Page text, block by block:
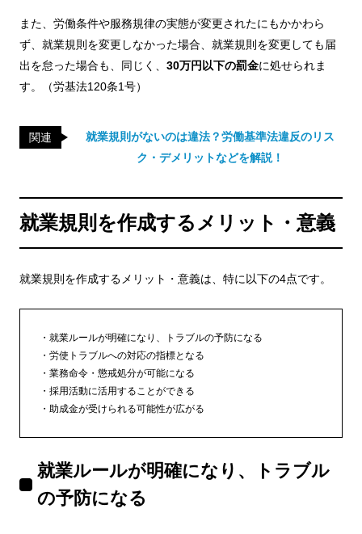
また、労働条件や服務規律の実態が変更されたにもかかわら
ず、就業規則を変更しなかった場合、就業規則を変更しても届
出を怠った場合も、同じく、 30万円以下の罰金に処せられま
す。（労基法120条1号）
関連
就業規則がないのは違法？労働基準法違反のリス
ク・デメリットなどを解説！
就業規則を作成するメリット・意義
就業規則を作成するメリット・意義は、特に以下の4点です。
就業ルールが明確になり、トラブルの予防になる
労使トラブルへの対応の指標となる
業務命令・懲戒処分が可能になる
採用活動に活用することができる
助成金が受けられる可能性が広がる
就業ルールが明確になり、トラブル
の予防になる